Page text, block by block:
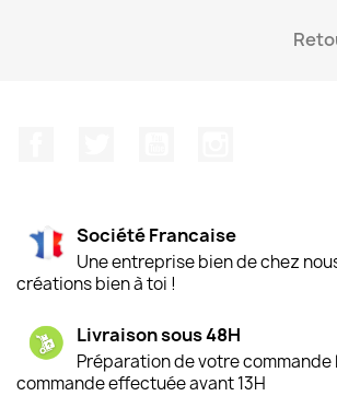
Société Francaise
Une entreprise bien de chez
créations bien à toi !
Livraison sous 48H
Préparation de votre commande
commande effectuée avant 13H